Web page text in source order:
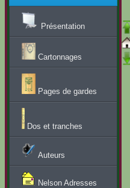
Présentation
Cartonnages
Pages de gardes
Dos et tranches
Auteurs
Nelson Adresses